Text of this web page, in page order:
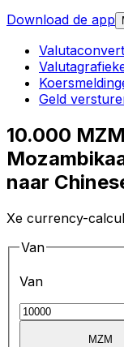
Download de app
Geld
10.000
naar
Xe currency-
Van
Van
MZM